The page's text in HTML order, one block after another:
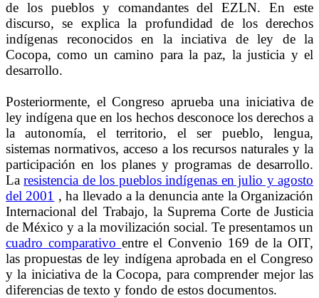
de los pueblos y comandantes del EZLN. En este
discurso, se explica la profundidad de los derechos
indígenas reconocidos en la inciativa de ley de la
Cocopa, como un camino para la paz, la justicia y el
desarrollo.
Posteriormente, el Congreso aprueba una iniciativa de
ley indígena que en los hechos desconoce los derechos a
la autonomía, el territorio, el ser pueblo, lengua,
sistemas normativos, acceso a los recursos naturales y la
participación en los planes y programas de desarrollo.
Laresistencia de los pueblos indígenas en julio y agosto
del 2001 , ha llevado a la denuncia ante la Organización
Internacional del Trabajo, la Suprema Corte de Justicia
de México y a la movilización social. Te presentamos un
cuadro comparativo entre el Convenio 169 de la OIT,
las propuestas de ley indígena aprobada en el Congreso
y la iniciativa de la Cocopa, para comprender mejor las
diferencias de texto y fondo de estos documentos.